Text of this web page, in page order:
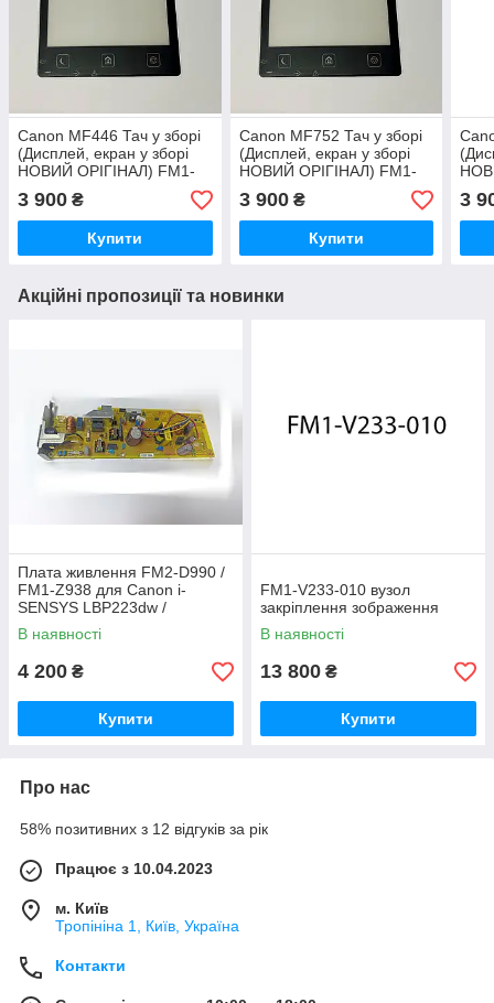
Canon MF446 Тач у зборі
(Дисплей, екран у зборі
НОВИЙ ОРІГІНАЛ) FM1-
P234
3 900 ₴
Купити
Canon MF752 Тач у зборі
(Дисплей, екран у зборі
НОВИЙ ОРІГІНАЛ) FM1-
P234
3 900₴
Купити
3
Акційні пропозиції та новинки
Плата живлення FM2-D990 /
FM1-Z938 для Canon i-
SENSYS LBP223dw /
LBP214dw
В наявності
4 200 ₴
Купити
FM1‑V233‑010 вузол
закріплення зображення
В наявності
13 800 ₴
Купити
Про нас
58% позитивних з 12 відгуків за рік
Працює з 10.04.2023
м. Київ
Тропініна 1, Київ, Україна
Контакти